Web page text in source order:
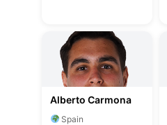
Alberto Carmona
Spain